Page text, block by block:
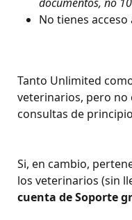
No tienes
Tanto Unlimited
veterinarios, pero no
consultas de
Si, en cambio,
los veterinarios (sin
cuenta de Soporte